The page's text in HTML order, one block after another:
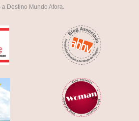
Destino Mundo Afora.